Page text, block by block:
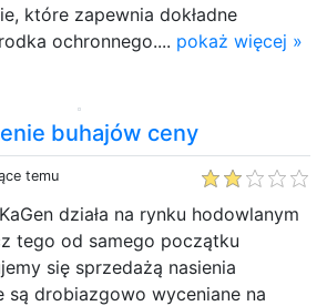
które zapewnia dokładne
ochronnego.... pokaż więcej »
buhajów ceny
temu
działa na rynku hodowlanym
tego od samego początku
się sprzedażą nasienia
są drobiazgowo wyceniane na